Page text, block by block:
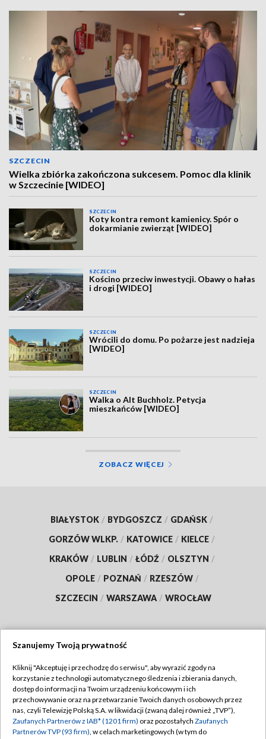
SZCZECIN
Wielka zbiórka zakończona sukcesem. Pomoc dla klinik
w Szczecinie [WIDEO]
SZCZECIN
Koty kontra remont kamienicy. Spór o
dokarmianie zwierząt [WIDEO]
SZCZECIN
Kościno przeciw inwestycji. Obawy o hałas
i drogi [WIDEO]
SZCZECIN
Wrócili do domu. Po pożarze jest nadzieja
[WIDEO]
SZCZECIN
Walka o Alt Buchholz. Petycja
mieszkańców [WIDEO]
ZOBACZ WIĘCEJ
BIAŁYSTOK / BYDGOSZCZ / GDAŃSK /
GORZÓW WLKP. / KATOWICE / KIELCE /
KRAKÓW / LUBLIN / ŁÓDŹ / OLSZTYN /
OPOLE / POZNAŃ / RZESZÓW /
SZCZECIN / WARSZAWA / WROCŁAW
TVP
Abonament TVP
Emisja w TVP
Regulamin TVP
Polityka prywatności
Szanujemy Twoją prywatność
Kliknij "Akceptuję i przechodzę do serwisu", aby wyrazić zgody na
korzystanie z technologii automatycznego śledzenia i zbierania danych,
dostęp do informacji na Twoim urządzeniu końcowym i ich
przechowywanie oraz na przetwarzanie Twoich danych osobowych przez
nas, czyli Telewizję Polską S.A. w likwidacji (zwaną dalej również „TVP”),
Zaufanych Partnerów z IAB* (1201 firm) oraz pozostałych Zaufanych
Partnerów TVP (93 firm), w celach marketingowych (w tym do